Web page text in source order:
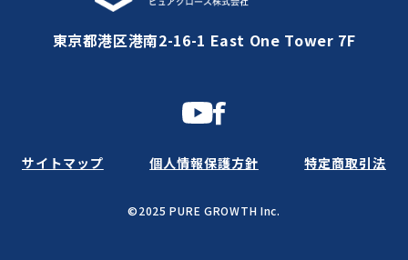
東京都港区港南2-16-1 East One Tower 7F
©2025 PURE GROWTH Inc.
サイトマップ 個人情報保護方針 特定商取引法